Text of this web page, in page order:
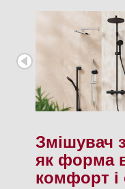
Змішувач
як форма
комфорт і